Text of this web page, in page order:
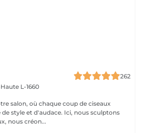
262
L-1660
salon, où chaque coup de ciseaux
style et d'audace. Ici, nous sculptons
nous créon...